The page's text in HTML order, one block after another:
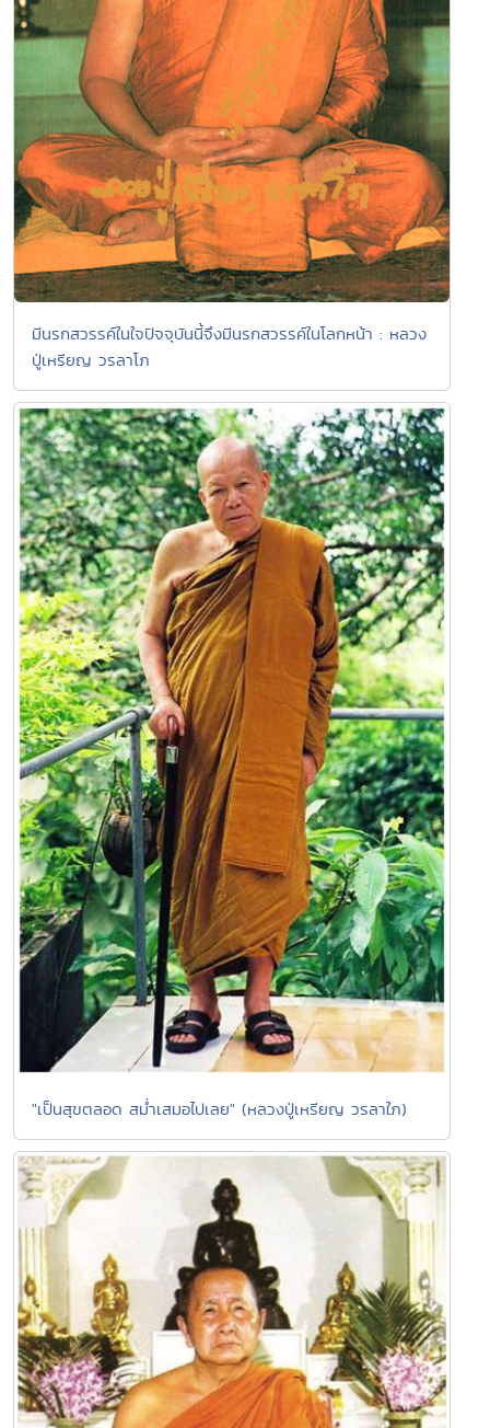
มีนรกสวรรค์ในใจปัจจุบันนี้จึงมีนรกสวรรค์ในโลกหน้า : หลวง
ปู่เหรียญ วรลาโภ
"เป็นสุขตลอด สม่ำเสมอไปเลย" (หลวงปู่เหรียญ วรลาใภ)